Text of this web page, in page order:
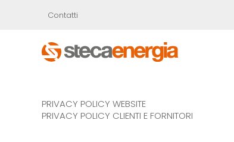
Contatti
PRIVACY POLICY WEBSITE
PRIVACY POLICY CLIENTI E FORNITORI